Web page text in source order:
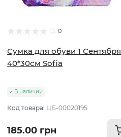
0
Сумка для обуви 1 Сентября
40*30см Sofia
В наличии
Код товара: ЦБ-00020195
185.00 грн